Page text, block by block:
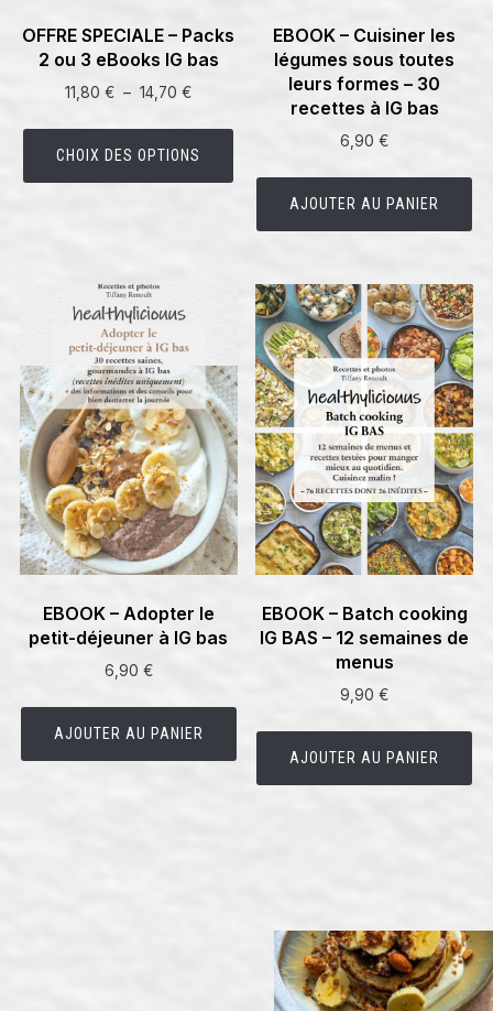
OFFRE SPECIALE – Packs
2 ou 3 eBooks IG bas
11,80€ – 14,70€Plage
CHOIX DES OPTIONS
Ce
a
plusieurs
options
peuvent
être
choisies
sur
la
page
du
produit
EBOOK – Cuisiner les
légumes sous toutes
leurs formes – 30
recettes à IG bas
6,90€
AJOUTER AU PANIER
EBOOK – Adopter le
petit-déjeuner à IG bas
6,90 €
AJOUTER AU PANIER
EBOOK – Batch cooking
IG BAS – 12 semaines de
menus
9,90€
AJOUTER AU PANIER